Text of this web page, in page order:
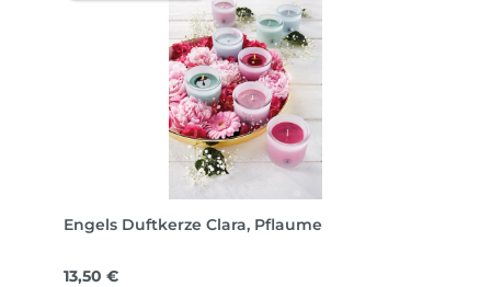
Engels Duftkerze Clara, Pflaume
Regulärer Preis:
13,50 €